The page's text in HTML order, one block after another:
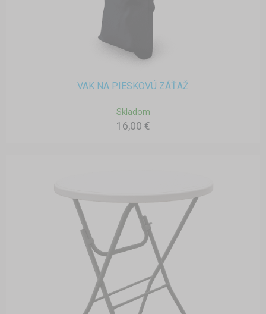
VAK NA PIESKOVÚ ZÁŤAŽ
Skladom
16,00 €